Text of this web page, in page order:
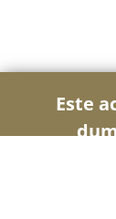
Este